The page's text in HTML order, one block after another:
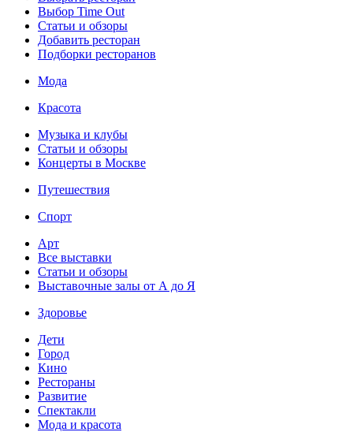
Выбор Time Out
Статьи и обзоры
Добавить ресторан
Подборки ресторанов
Мода
Красота
Музыка и клубы
Статьи и обзоры
Концерты в Москве
Путешествия
Спорт
Арт
Все выставки
Статьи и обзоры
Выставочные залы от А до Я
Здоровье
Дети
Город
Кино
Рестораны
Развитие
Спектакли
Мода и красота